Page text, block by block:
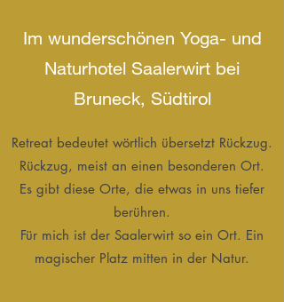
Im wunderschönen Yoga- und
Naturhotel Saalerwirt bei
Bruneck, Südtirol
Retreat bedeutet wörtlich übersetzt Rückzug.
Rückzug, meist an einen besonderen Ort.
Es gibt diese Orte, die etwas in uns tiefer
berühren.
Für mich ist der Saalerwirt so ein Ort. Ein
magischer Platz mitten in der Natur.